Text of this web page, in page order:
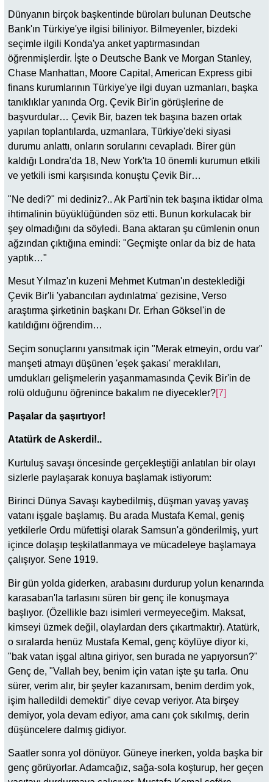
Dünyanın birçok başkentinde büroları bulunan Deutsche
Bank'ın Türkiye'ye ilgisi biliniyor. Bilmeyenler, bizdeki
seçimle ilgili Konda'ya anket yaptırmasından
öğrenmişlerdir. İşte o Deutsche Bank ve Morgan Stanley,
Chase Manhattan, Moore Capital, American Express gibi
finans kurumlarının Türkiye'ye ilgi duyan uzmanları, başka
tanıklıklar yanında Org. Çevik Bir'in görüşlerine de
başvurdular… Çevik Bir, bazen tek başına bazen ortak
yapılan toplantılarda, uzmanlara, Türkiye'deki siyasi
durumu anlattı, onların sorularını cevapladı. Birer gün
kaldığı Londra'da 18, New York'ta 10 önemli kurumun etkili
ve yetkili ismi karşısında konuştu Çevik Bir…
"Ne dedi?" mi dediniz?.. Ak Parti'nin tek başına iktidar olma
ihtimalinin büyüklüğünden söz etti. Bunun korkulacak bir
şey olmadığını da söyledi. Bana aktaran şu cümlenin onun
ağzından çıktığına emindi: "Geçmişte onlar da biz de hata
yaptık…"
Mesut Yılmaz'ın kuzeni Mehmet Kutman'ın desteklediği
Çevik Bir'li 'yabancıları aydınlatma' gezisine, Verso
araştırma şirketinin başkanı Dr. Erhan Göksel'in de
katıldığını öğrendim…
Seçim sonuçlarını yansıtmak için "Merak etmeyin, ordu var"
manşeti atmayı düşünen 'eşek şakası' meraklıları,
umdukları gelişmelerin yaşanmamasında Çevik Bir'in de
rolü olduğunu öğrenince bakalım ne diyecekler?[7]
Paşalar da şaşırtıyor!
Atatürk de Askerdi!..
Kurtuluş savaşı öncesinde gerçekleştiği anlatılan bir olayı
sizlerle paylaşarak konuya başlamak istiyorum:
Birinci Dünya Savaşı kaybedilmiş, düşman yavaş yavaş
vatanı işgale başlamış. Bu arada Mustafa Kemal, geniş
yetkilerle Ordu müfettişi olarak Samsun'a gönderilmiş, yurt
içince dolaşıp teşkilatlanmaya ve mücadeleye başlamaya
çalışıyor. Sene 1919.
Bir gün yolda giderken, arabasını durdurup yolun kenarında
karasaban'la tarlasını süren bir genç ile konuşmaya
başlıyor. (Özellikle bazı isimleri vermeyeceğim. Maksat,
kimseyi üzmek değil, olaylardan ders çıkartmaktır). Atatürk,
o sıralarda henüz Mustafa Kemal, genç köylüye diyor ki,
"bak vatan işgal altına giriyor, sen burada ne yapıyorsun?"
Genç de, "Vallah bey, benim için vatan işte şu tarla. Onu
sürer, verim alır, bir şeyler kazanırsam, benim derdim yok,
işim halledildi demektir" diye cevap veriyor. Ata birşey
demiyor, yola devam ediyor, ama canı çok sıkılmış, derin
düşüncelere dalmış gidiyor.
Saatler sonra yol dönüyor. Güneye inerken, yolda başka bir
genç görüyorlar. Adamcağız, sağa-sola koşturup, her geçen